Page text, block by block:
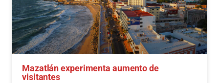
Mazatlán experimenta aumento de
visitantes